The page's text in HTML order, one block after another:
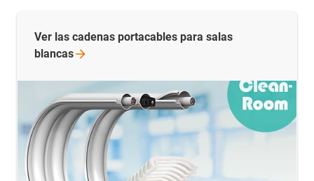
Ver las cadenas portacables para salas
blancas